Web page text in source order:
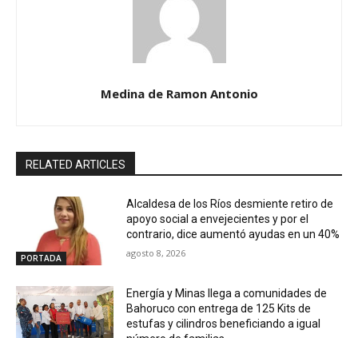
Medina de Ramon Antonio
RELATED ARTICLES
PORTADA
Alcaldesa de los Ríos desmiente retiro de
apoyo social a envejecientes y por el
contrario, dice aumentó ayudas en un 40%
agosto 8, 2026
Energía y Minas llega a comunidades de
Bahoruco con entrega de 125 Kits de
estufas y cilindros beneficiando a igual